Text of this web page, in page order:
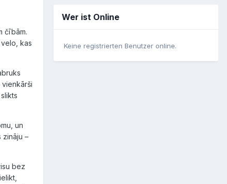
čībām.
kas
un
zināju –
bez
Wer ist Online
Keine registrierten Benutzer online.